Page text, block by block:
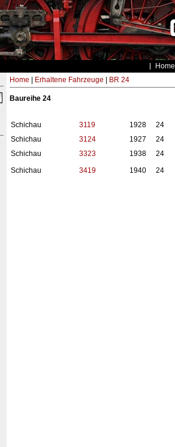
Home
Home Erhaltene Fahrzeuge BR 24
Baureihe 24
Schichau 3119 1928 24
Schichau
3124 1927 24
Schichau
3323 1938 24
Schichau
3419 1940 24